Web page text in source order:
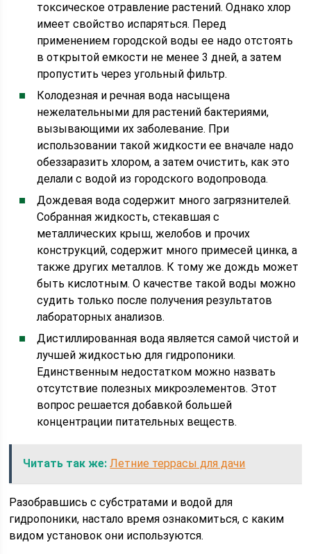
токсическое отравление растений. Однако хлор
имеет свойство испаряться. Перед
применением городской воды ее надо отстоять
в открытой емкости не менее 3 дней, а затем
пропустить через угольный фильтр.
Колодезная и речная вода насыщена
нежелательными для растений бактериями,
вызывающими их заболевание. При
использовании такой жидкости ее вначале надо
обеззаразить хлором, а затем очистить, как это
делали с водой из городского водопровода.
Дождевая вода содержит много загрязнителей.
Собранная жидкость, стекавшая с
металлических крыш, желобов и прочих
конструкций, содержит много примесей цинка, а
также других металлов. К тому же дождь может
быть кислотным. О качестве такой воды можно
судить только после получения результатов
лабораторных анализов.
Дистиллированная вода является самой чистой и
лучшей жидкостью для гидропоники.
Единственным недостатком можно назвать
отсутствие полезных микроэлементов. Этот
вопрос решается добавкой большей
концентрации питательных веществ.
Читать так же: Летние террасы для дачи
Разобравшись с субстратами и водой для
гидропоники, настало время ознакомиться, с каким
видом установок они используются.